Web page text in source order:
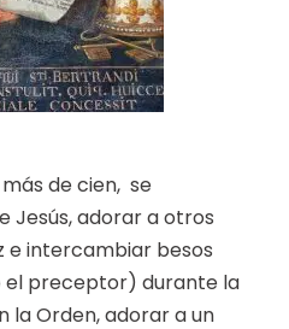
más de cien, se
Jesús, adorar a otros
e intercambiar besos
el preceptor) durante la
la Orden, adorar a un